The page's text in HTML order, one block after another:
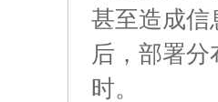
甚至造成信
后，部署
时。